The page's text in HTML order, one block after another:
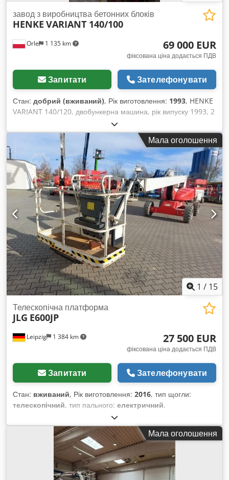
Orle 1 135 km
завод з виробництва бетонних блоків
HENKE VARIANT 140/100
69 000 EUR
фіксована ціна додається ПДВ
Запитати Зателефонувати
Стан: добрий (вживаний), Рік виготовлення: 1993, HENKE
VARIANT 140/120, двобункерна машина, рік випуску 1993, 2
форми, нова система керування. Dsdpfxsxl S Uhs Ab Neck
Мала оголошення
1 / 15
Leipzig 1 384 km
Телескопічна платформа
JLG E600JP
27 500 EUR
фіксована ціна додається ПДВ
Запитати Зателефонувати
Стан: вживаний, Рік виготовлення: 2016, тип щогли:
телескопічний, тип пального: електричний,
Вантажопідйомність: 230 кг Dcedpfx Abezf Atno Njk
Звертайтеся до центру вживаного обладнання для
отримання додаткової інформації.
Мала оголошення